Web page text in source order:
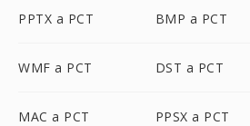
PPTX a PCT BMP a PCT
WMF a PCT DST a PCT
MAC a PCT PPSX a PCT